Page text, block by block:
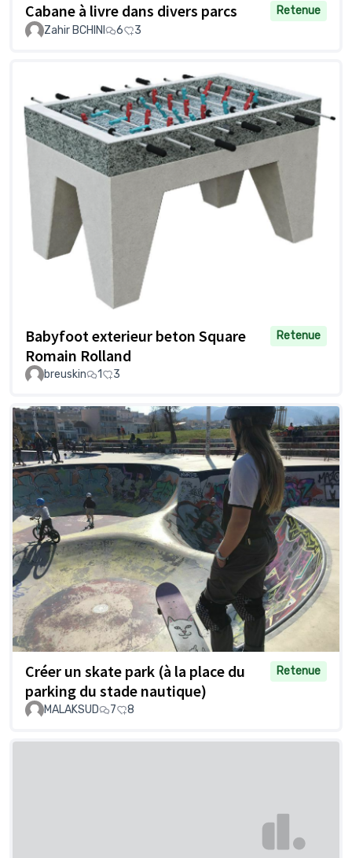
Cabane à livre dans divers parcs
Retenue
Zahir BCHINI
6 3
Babyfoot exterieur beton Square
Romain Rolland
Retenue
breuskin 1 3
Créer un skate park (à la place du
parking du stade nautique)
Retenue
MALAKSUD 7 8